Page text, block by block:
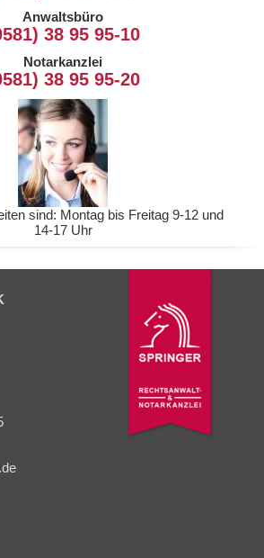
Anwaltsbüro
38 95 95-10
Notarkanzlei
38 95 95-20
sind: Montag bis Freitag 9-12 und
14-17 Uhr